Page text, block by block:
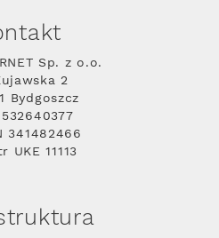
Sp. z o.o.
2
Bydgoszcz
341482466
UKE 11113